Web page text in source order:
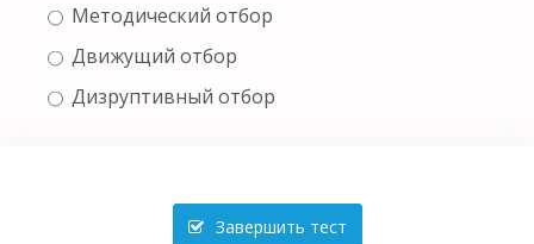
Методический отбор
Движущий отбор
Дизруптивный отбор
Завершить тест